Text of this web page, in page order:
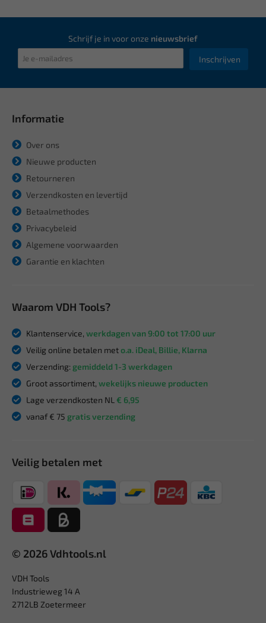
Schrijf je in voor onze nieuwsbrief
Inschrijven
Informatie
Over ons
Nieuwe producten
Retourneren
Verzendkosten en levertijd
Betaalmethodes
Privacybeleid
Algemene voorwaarden
Garantie en klachten
Waarom VDH Tools?
Klantenservice, werkdagen van 9:00 tot 17:00 uur
Veilig online betalen meto.a. iDeal, Billie, Klarna
Verzending: gemiddeld 1-3 werkdagen
Groot assortiment, wekelijks nieuwe producten
Lage verzendkosten NL € 6,95
vanaf € 75 gratis verzending
Veilig betalen met
© 2026 Vdhtools.nl
VDH Tools
Industrieweg 14 A
2712LB Zoetermeer